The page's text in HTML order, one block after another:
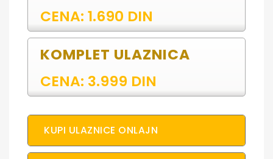
CENA: 1.690 DIN
KOMPLET ULAZNICA
CENA: 3.999 DIN
KUPI ULAZNICE ONLAJN